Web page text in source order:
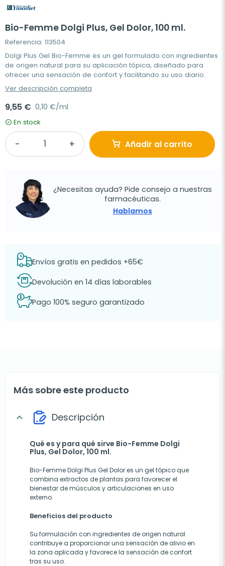
Bio-Femme Dolgi Plus, Gel Dolor, 100 ml.
Referencia: 113504
Dolgi Plus Gel Bio-Femme es un gel formulado con ingredientes
de origen natural para su aplicación tópica, diseñado para
ofrecer una sensación de confort y facilitando su uso diario.
Ver descripción completa
9,55 € 0,10 €/ml
En stock
Añadir al carrito
¿Necesitas ayuda? Pide consejo a nuestras
farmacéuticas.
Hablamos
Envíos gratis en pedidos +65€
Devolución en 14 días laborables
Pago 100% seguro garantizado
Más sobre este producto
expand_more Descripción
Qué es y para qué sirve Bio-Femme Dolgi
Plus, Gel Dolor, 100 ml.
Bio-Femme Dolgi Plus Gel Dolor es un gel tópico que
combina extractos de plantas para favorecer el
bienestar de músculos y articulaciones en uso
externo.
Beneficios del producto
Su formulación con ingredientes de origen natural
contribuye a proporcionar una sensación de alivio en
la zona aplicada y favorece la sensación de confort
tras su uso.